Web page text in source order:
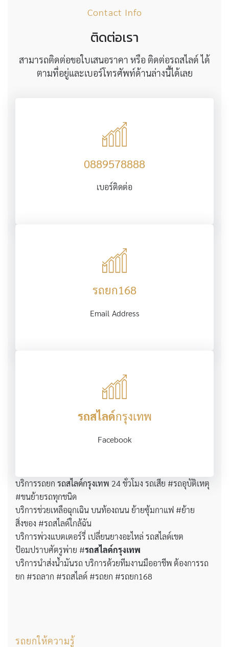
Contact Info
ติดต่อเรา
สามารถติดต่อขอใบเสนอราคา หรือ ติดต่อรถสไลด์ ได้
ตามที่อยู่และเบอร์โทรศัพท์ด้านล่างนี้ได้เลย
0889578888
เบอร์ติดต่อ
รถยก168
Email Address
รถสไลด์กรุงเทพ
Facebook
บริการรถยก รถสไลด์กรุงเทพ 24 ชั่วโมง รถเสีย #รถอุบัติเหตุ
#ขนย้ายรถทุกชนิด
บริการช่วยเหลือฉุกเฉิน บนท้องถนน ย้ายซุ้มกาแฟ #ย้าย
สิ่งของ #รถสไลด์ใกล้ฉัน
บริการพ่วงแบตเตอร์รี่ เปลี่ยนยางอะไหล่ รถสไลด์เขต
ป้อมปราบศัตรูพ่าย #รถสไลด์กรุงเทพ
บริการนำส่งน้ำมันรถ บริการด้วยทีมงานมืออาชีพ ต้องการรถ
ยก #รถลาก #รถสไลด์ #รถยก #รถยก168
รถยกให้ความรู้